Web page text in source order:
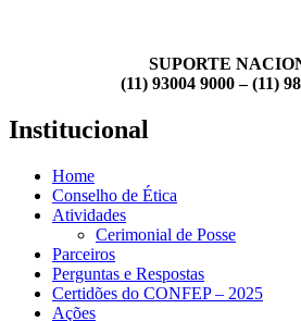
SUPORTE
(11) 93004 9000 – (11)
Institucional
Home
Conselho de Ética
Atividades
Cerimonial de Posse
Parceiros
Perguntas e Respostas
Certidões do CONFEP – 2025
Ações